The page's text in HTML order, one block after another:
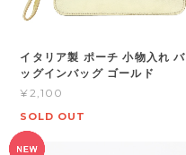
イタリア製 ポーチ 小物入れ バ
ッグインバッグ ゴールド
¥2,100
SOLD OUT